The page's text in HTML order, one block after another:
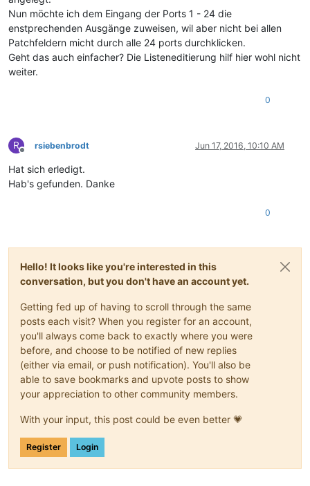
Nun möchte ich dem Eingang der Ports 1 - 24 die
enstprechenden Ausgänge zuweisen, wil aber nicht bei allen
Patchfeldern micht durch alle 24 ports durchklicken.
Geht das auch einfacher? Die Listeneditierung hilf hier wohl nicht
weiter.
0
R
Offline
rsiebenbrodt Jun 17, 2016, 10:10 AM
Hat sich erledigt.
Hab's gefunden. Danke
0
Hello! It looks like you're interested in this
conversation, but you don't have an account yet.
Getting fed up of having to scroll through the same
posts each visit? When you register for an account,
you'll always come back to exactly where you were
before, and choose to be notified of new replies
(either via email, or push notification). You'll also be
able to save bookmarks and upvote posts to show
your appreciation to other community members.
With your input, this post could be even better 💗
Register Login